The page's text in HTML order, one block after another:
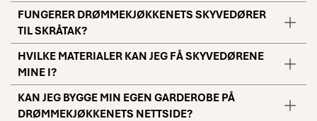
FUNGERER DRØMMEKJØKKENETS SKYVEDØRER
TIL SKRÅTAK?
HVILKE MATERIALER KAN JEG FÅ SKYVEDØRENE
MINE I?
KAN JEG BYGGE MIN EGEN GARDEROBE PÅ
DRØMMEKJØKKENETS NETTSIDE?